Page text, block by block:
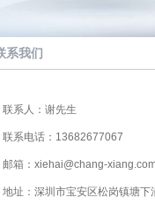
系我们
联系人：谢先生
联系电话：13682677067
邮箱：xiehai@chang-
地址：深圳市宝安区松岗镇塘